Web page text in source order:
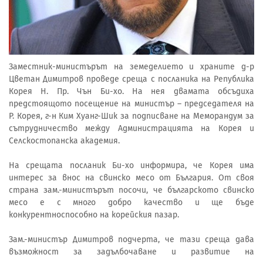
Заместник-министърът на земеделието и храните д-р
Цветан Димитров проведе среща с посланика на Република
Корея Н. Пр. Чън Би-хо. На нея двамата обсъдиха
предстоящото посещение на министър – председателя на
Р. Корея, г-н Ким Хуанг-Шик за подписване на Меморандум за
сътрудничество между Администрацията на Корея и
Селскостопанска академия.
На срещата посланик Би-хо информира, че Корея има
интерес за внос на свинско месо от България. От своя
страна зам.-министърът посочи, че българското свинско
месо е с много добро качество и ще бъде
конкурентноспособно на корейския пазар.
Зам.-министър Димитров подчерта, че тази среща дава
възможност за задълбочаване и развитие на